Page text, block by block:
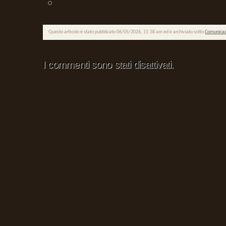
Questo articolo é stato pubblicato 06/05/2026, 11:38 am ed é archiviato sotto
I commenti sono stati disattivati.